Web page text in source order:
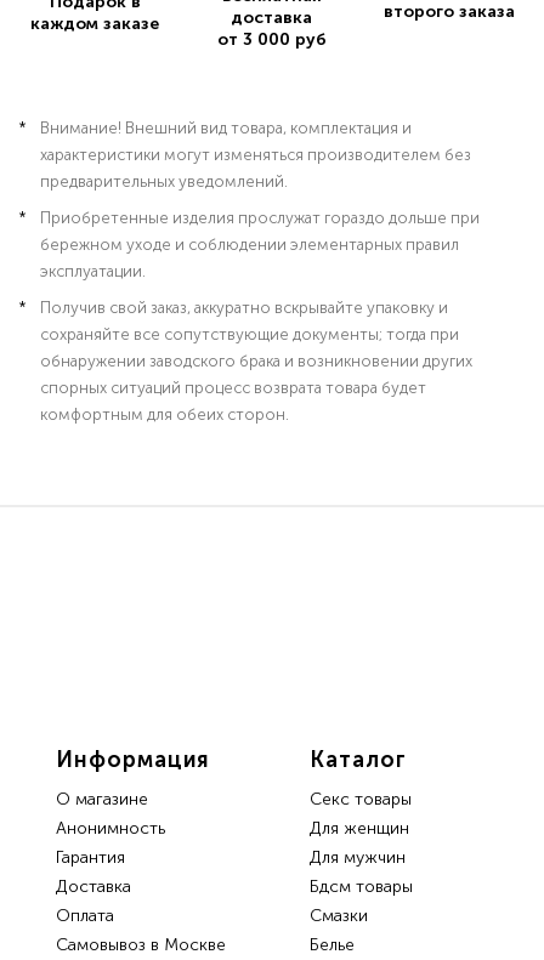
каждом заказе
доставка
от 3 000 руб
второго заказа
Внимание! Внешний вид товара, комплектация и
характеристики могут изменяться производителем без
предварительных уведомлений.
Приобретенные изделия прослужат гораздо дольше при
бережном уходе и соблюдении элементарных правил
эксплуатации.
Получив свой заказ, аккуратно вскрывайте упаковку и
сохраняйте все сопутствующие документы; тогда при
обнаружении заводского брака и возникновении других
спорных ситуаций процесс возврата товара будет
комфортным для обеих сторон.
Каталог
Секс товары
Для женщин
Для мужчин
Бдсм товары
Смазки
Белье
Информация
О магазине
Анонимность
Гарантия
Доставка
Oплата
Самовывоз в Москве